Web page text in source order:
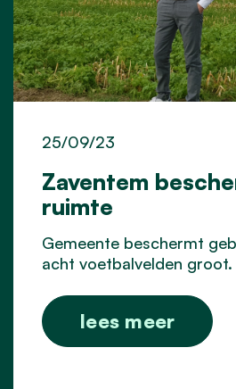
Zaventem
ruimte
25/09/23
Gemeente beschermt
acht voetbalvelden groot.
lees meer